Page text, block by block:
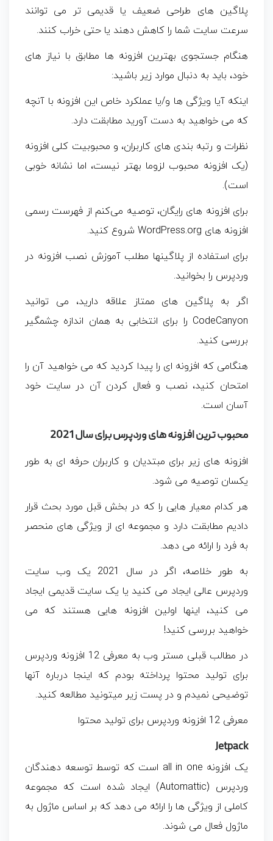
پلاگین‌ های طراحی ضعیف یا قدیمی‌ تر می‌ توانند
سرعت سایت شما را کاهش دهند یا حتی خراب کنند.
هنگام جستجوی بهترین افزونه ها مطابق با نیاز های
خود، باید به دنبال موارد زیر باشید:
اینکه آیا ویژگی‌ ها و/یا عملکرد خاص این افزونه با آنچه
که می‌ خواهید به دست آورید مطابقت دارد.
نظرات و رتبه‌ بندی‌ های کاربران، و محبوبیت کلی افزونه
(یک افزونه محبوب لزوما بهتر نیست، اما نشانه خوبی
است).
برای افزونه‌ های رایگان، توصیه می‌کنم از فهرست رسمی
افزونه‌ های WordPress.org شروع کنید.
برای استفاده از پلاگینها مطلب آموزش نصب افزونه در
وردپرس را بخوانید.
اگر به پلاگین های ممتاز علاقه دارید، می توانید
CodeCanyon را برای انتخابی به همان اندازه چشمگیر
بررسی کنید.
هنگامی که افزونه ای را پیدا کردید که می خواهید آن را
امتحان کنید، نصب و فعال کردن آن در سایت خود
آسان است.
محبوب ترین افزونه های وردپرس برای سال 2021
افزونه های زیر برای مبتدیان و کاربران حرفه ای به طور
یکسان توصیه می شود.
هر کدام معیار هایی را که در بخش قبل مورد بحث قرار
دادیم مطابقت دارد و مجموعه ای از ویژگی های منحصر
به فرد را ارائه می دهد.
به طور خلاصه، اگر در سال 2021 یک وب سایت
وردپرس عالی ایجاد می کنید یا یک سایت قدیمی ایجاد
می کنید، اینها اولین افزونه هایی هستند که می
خواهید بررسی کنید!
در مطالب قبلی مستر وب به معرفی 12 افزونه وردپرس
برای تولید محتوا پرداخته بودم که اینجا درباره آنها
توضیحی نمیدم و در پست زیر میتونید مطالعه کنید.
معرفی 12 افزونه وردپرس برای تولید محتوا
Jetpack
یک افزونه all in one است که توسط توسعه دهندگان
وردپرس (Automattic) ایجاد شده است که مجموعه
کاملی از ویژگی ها را ارائه می دهد که بر اساس ماژول به
ماژول فعال می شوند.